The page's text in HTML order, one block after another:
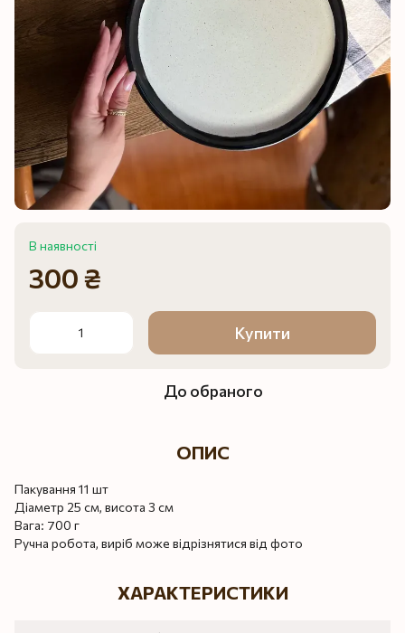
В наявності
300 ₴
Купити
До обраного
ОПИС
Пакування 11 шт
Діаметр 25 см, висота 3 см
Вага: 700 г
Ручна робота, виріб може відрізнятися від фото
ХАРАКТЕРИСТИКИ